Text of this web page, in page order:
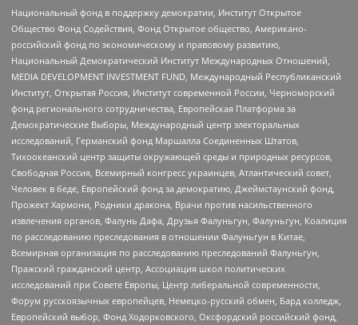
Национальный фонд в поддержку демократии, Институт Открытое
Общество Фонд Содействия, Фонд Открытое общество, Американо-
российский фонд по экономическому и правовому развитию,
Национальный Демократический Институт Международных Отношений,
MEDIA DEVELOPMENT INVESTMENT FUND, Международный Республиканский
Институт, Открытая Россия, Институт современной России, Черноморский
фонд регионального сотрудничества, Европейская Платформа за
Демократические Выборы, Международный центр электоральных
исследований, Германский фонд Маршалла Соединенных Штатов,
Тихоокеанский центр защиты окружающей среды и природных ресурсов,
Свободная Россия, Всемирный конгресс украинцев, Атлантический совет,
Человек в беде, Европейский фонд за демократию, Джеймстаунский фонд,
Прожект Хармони, Родники дракона, Врачи против насильственного
извлечения органов, Фалунь Дафа, Друзья Фалуньгун, Фалуньгун, Коалиция
по расследованию преследования в отношении Фалуньгун в Китае,
Всемирная организация по расследованию преследований Фалуньгун,
Пражский гражданский центр, Ассоциация школ политических
исследований при Совете Европы, Центр либеральной современности,
Форум русскоязычных европейцев, Немецко-русский обмен, Бард колледж,
Европейский выбор, Фонд Ходорковского, Оксфордский российский фонд,